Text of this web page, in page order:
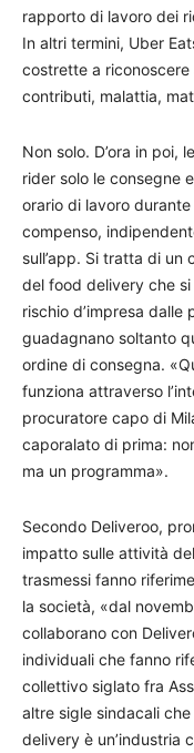
rapporto di lavoro dei
In altri termini, Uber
costrette a
contributi, malattia,
Non solo. D’ora in poi,
rider solo le consegne
orario di lavoro
compenso,
sull’app. Si tratta di un
del food delivery che
rischio d’impresa
guadagnano soltanto
ordine di consegna.
funziona attraverso
procuratore capo di
caporalato di prima:
ma un programma».
Secondo Deliveroo,
impatto sulle attività
trasmessi fanno
la società, «dal
collaborano con
individuali che fanno
collettivo siglato fra
altre sigle sindacali che
delivery è un’industria